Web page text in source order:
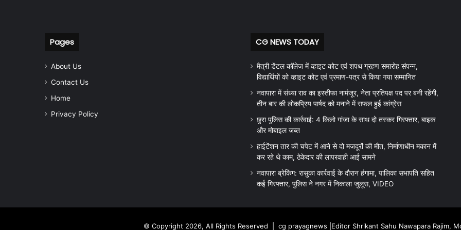
Pages
About Us
Contact Us
Home
Privacy Policy
CG NEWS TODAY
मैत्री डेंटल कॉलेज में व्हाइट कोट एवं शपथ ग्रहण समारोह संपन्न,
विद्यार्थियों को व्हाइट कोट एवं प्रमाण-पत्र से किया गया सम्मानित
नवापारा में संध्या राव का इस्तीफा नामंजूर, नेता प्रतिपक्ष पद पर बनी रहेंगी,
तीन बार की लोकप्रिय पार्षद को मनाने में सफल हुई कांग्रेस
छुरा पुलिस की कार्रवाई: 4 किलो गांजा के साथ दो तस्कर गिरफ्तार, बाइक
और मोबाइल जब्त
हाईटेंशन तार की चपेट में आने से दो मजदूरों की मौत, निर्माणाधीन मकान में
कर रहे थे काम, ठेकेदार की लापरवाही आई सामने
नवापारा ब्रेकिंग: रासुका कार्रवाई के दौरान हंगामा, पालिका सभापति सहित
कई गिरफ्तार, पुलिस ने नगर में निकाला जुलूस, VIDEO
© Copyright 2026, All Rights Reserved | cg prayagnews |Editor Shrikant Sahu Nawapara Rajim,